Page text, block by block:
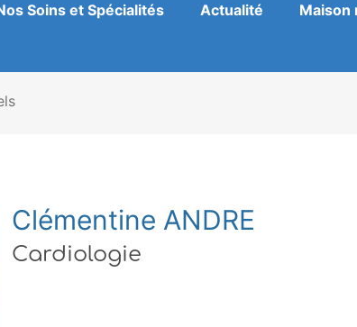
Soins et Spécialités Actualité Maison
Clémentine ANDRE
Cardiologie